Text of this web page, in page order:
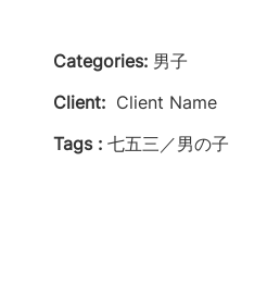
Categories: 男子
Client: Client Name
Tags : 七五三／男の子